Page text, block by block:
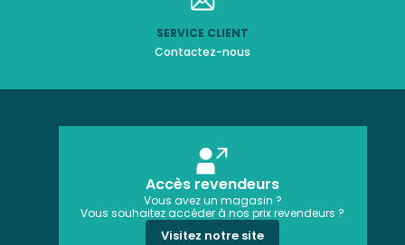
SERVICE CLIENT
Contactez-nous
Accès revendeurs
Vous avez un magasin ?
Vous souhaitez accéder à nos prix revendeurs ?
Visitez notre site